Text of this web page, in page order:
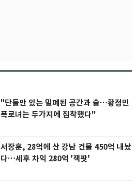
"단둘만 있는 밀폐된 공간과 술…황정민
폭로녀는 두가지에 집착했다"
서장훈, 28억에 산 강남 건물 450억 내놨
다…세후 차익 280억 '잭팟'